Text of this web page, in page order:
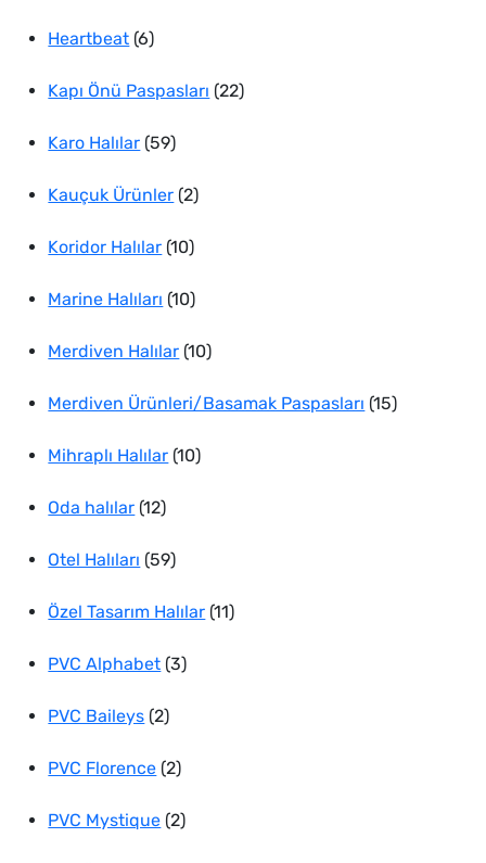
ürün
Heartbeat 66
ürün
Kapı Önü Paspasları 2222
Karo Halılar 5959
ürün
Kauçuk Ürünler 22
ürün
Koridor Halılar 1010
ürün
Marine Halıları 1010
ürün
Merdiven Halılar 1010
ürün
Merdiven Ürünleri/Basamak Paspasları 1515
Mihraplı Halılar 1010
Oda halılar 1212
ürün
Otel Halıları 5959
ürün
Özel Tasarım Halılar 1111
PVC Alphabet 33
PVC Baileys 22
ürün
PVC Florence 22
ürün
PVC Mystique 22